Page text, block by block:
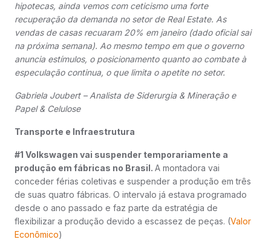
hipotecas, ainda vemos com ceticismo uma forte
recuperação da demanda no setor de Real Estate. As
vendas de casas recuaram 20% em janeiro (dado oficial sai
na próxima semana). Ao mesmo tempo em que o governo
anuncia estímulos, o posicionamento quanto ao combate à
especulação continua, o que limita o apetite no setor.
Gabriela Joubert – Analista de Siderurgia & Mineração e
Papel & Celulose
Transporte e Infraestrutura
#1 Volkswagen vai suspender temporariamente a
produção em fábricas no Brasil. A montadora vai
conceder férias coletivas e suspender a produção em três
de suas quatro fábricas. O intervalo já estava programado
desde o ano passado e faz parte da estratégia de
flexibilizar a produção devido a escassez de peças. (Valor
Econômico)